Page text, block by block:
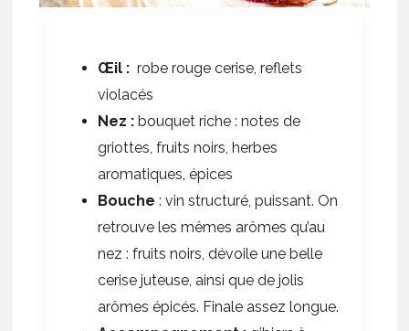
Œil : robe rouge cerise, reflets
violacés
Nez :bouquet riche : notes de
griottes, fruits noirs, herbes
aromatiques, épices
Bouche : vin structuré, puissant. On
retrouve les mêmes arômes qu’au
nez : fruits noirs, dévoile une belle
cerise juteuse, ainsi que de jolis
arômes épicés. Finale assez longue.